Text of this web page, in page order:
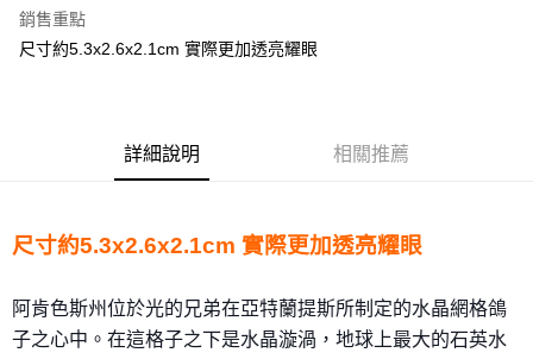
Apple Pay
運送方式
每筆NT$80，滿NT$3,000(含以上)免運費
7-11取貨付款
銷售重點
尺寸約5.3x2.6x2.1cm 實際更加透亮耀眼
詳細說明 相關推薦
尺寸約5.3x2.6x2.1cm 實際更加透亮耀眼
阿肯色斯州位於光的兄弟在亞特蘭提斯所制定的水晶網格鴿
子之心中。在這格子之下是水晶漩渦，地球上最大的石英水